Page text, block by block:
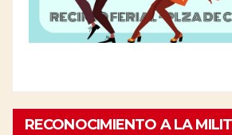
RECONOCIMIENTO A LA